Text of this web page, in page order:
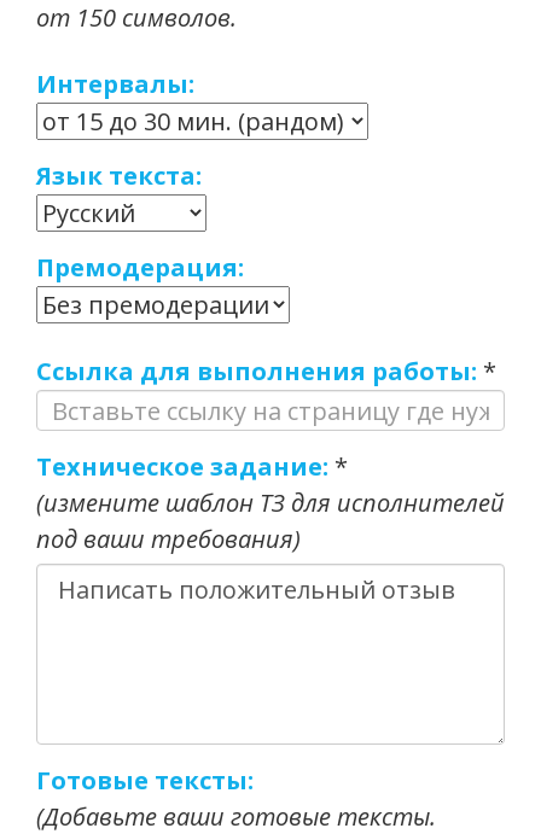
от 150 символов.
Интервалы:
Язык текста:
Премодерация:
Ссылка для выполнения работы: *
Техническое задание: *
(измените шаблон ТЗ для исполнителей
под ваши требования)
Готовые тексты:
(Добавьте ваши готовые тексты.